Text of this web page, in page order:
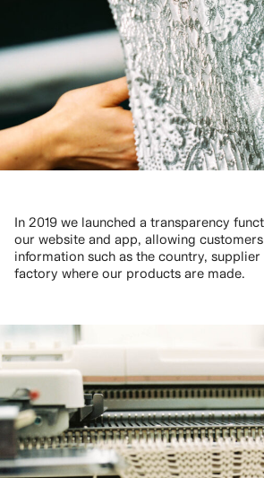
In 2019 we launched a transparency
our website and app, allowing
information such as the country, supplier
factory where our products are made.